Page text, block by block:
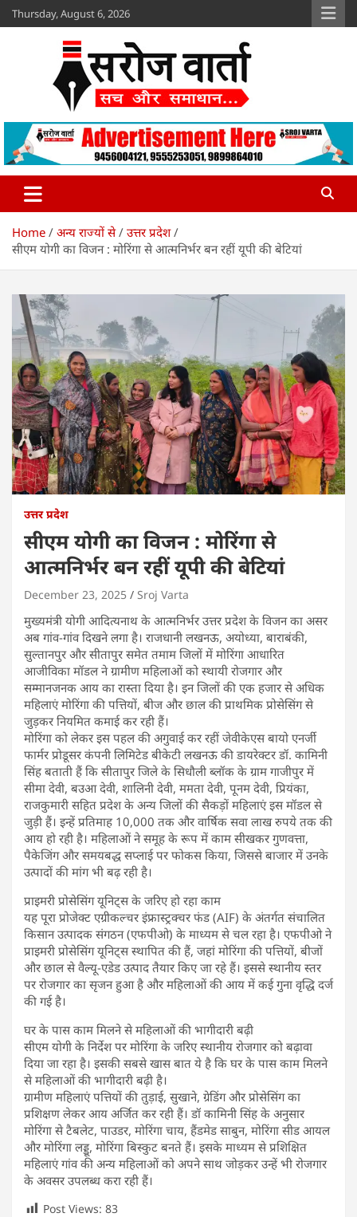
Skip
to
Thursday, August 6, 2026
Sroj Varta
www.srojvarta.in
Home अन्य राज्यों से
उत्तर प्रदेश
सीएम योगी का विजन : मोरिंगा से आत्मनिर्भर बन रहीं यूपी की बेटियां
उत्तर प्रदेश
सीएम योगी का विजन : मोरिंगा से
आत्मनिर्भर बन रहीं यूपी की बेटियां
December 23, 2025 Sroj Varta
मुख्यमंत्री योगी आदित्यनाथ के आत्मनिर्भर उत्तर प्रदेश के विजन का असर
अब गांव-गांव दिखने लगा है। राजधानी लखनऊ, अयोध्या, बाराबंकी,
सुल्तानपुर और सीतापुर समेत तमाम जिलों में मोरिंगा आधारित
आजीविका मॉडल ने ग्रामीण महिलाओं को स्थायी रोजगार और
सम्मानजनक आय का रास्ता दिया है। इन जिलों की एक हजार से अधिक
महिलाएं मोरिंगा की पत्तियों, बीज और छाल की प्राथमिक प्रोसेसिंग से
जुड़कर नियमित कमाई कर रही हैं।
मोरिंगा को लेकर इस पहल की अगुवाई कर रहीं जेवीकेएस बायो एनर्जी
फार्मर प्रोडूसर कंपनी लिमिटेड बीकेटी लखनऊ की डायरेक्टर डॉ. कामिनी
सिंह बताती हैं कि सीतापुर जिले के सिधौली ब्लॉक के ग्राम गाजीपुर में
सीमा देवी, बउआ देवी, शालिनी देवी, ममता देवी, पूनम देवी, प्रियंका,
राजकुमारी सहित प्रदेश के अन्य जिलों की सैकड़ों महिलाएं इस मॉडल से
जुड़ी हैं। इन्हें प्रतिमाह 10,000 तक और वार्षिक सवा लाख रुपये तक की
आय हो रही है। महिलाओं ने समूह के रूप में काम सीखकर गुणवत्ता,
पैकेजिंग और समयबद्ध सप्लाई पर फोकस किया, जिससे बाजार में उनके
उत्पादों की मांग भी बढ़ रही है।
प्राइमरी प्रोसेसिंग यूनिट्स के जरिए हो रहा काम
यह पूरा प्रोजेक्ट एग्रीकल्चर इंफ्रास्ट्रक्चर फंड (AIF) के अंतर्गत संचालित
किसान उत्पादक संगठन (एफपीओ) के माध्यम से चल रहा है। एफपीओ ने
प्राइमरी प्रोसेसिंग यूनिट्स स्थापित की हैं, जहां मोरिंगा की पत्तियों, बीजों
और छाल से वैल्यू-एडेड उत्पाद तैयार किए जा रहे हैं। इससे स्थानीय स्तर
पर रोजगार का सृजन हुआ है और महिलाओं की आय में कई गुना वृद्धि दर्ज
की गई है।
घर के पास काम मिलने से महिलाओं की भागीदारी बढ़ी
सीएम योगी के निर्देश पर मोरिंगा के जरिए स्थानीय रोजगार को बढ़ावा
दिया जा रहा है। इसकी सबसे खास बात ये है कि घर के पास काम मिलने
से महिलाओं की भागीदारी बढ़ी है।
ग्रामीण महिलाएं पत्तियों की तुड़ाई, सुखाने, ग्रेडिंग और प्रोसेसिंग का
प्रशिक्षण लेकर आय अर्जित कर रही हैं। डॉ कामिनी सिंह के अनुसार
मोरिंगा से टैबलेट, पाउडर, मोरिंगा चाय, हैंडमेड साबुन, मोरिंगा सीड आयल
और मोरिंगा लड्डू, मोरिंगा बिस्कुट बनते हैं। इसके माध्यम से प्रशिक्षित
महिलाएं गांव की अन्य महिलाओं को अपने साथ जोड़कर उन्हें भी रोजगार
के अवसर उपलब्ध करा रही हैं।
Post Views: 83